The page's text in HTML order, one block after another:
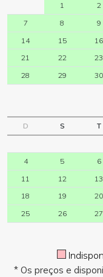
1
2
7
8 9
14
15 16
21
22 23
28
29 30
D S T
4
5 6
11
12 13
18
19 20
25
26 27
* Os preços e